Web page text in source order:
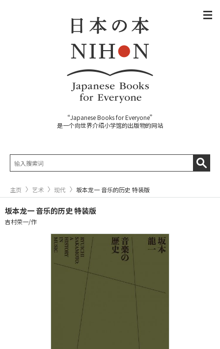
“Japanese Books for Everyone”
是一个向世界介绍小学馆的出版物的网站
主页 艺术 现代 坂本龙一 音乐的历史 特装版
坂本龙一 音乐的历史 特装版
吉村荣一/作